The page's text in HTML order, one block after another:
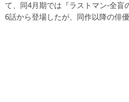
て、同4月期では『ラストマン-全盲
6話から登場したが、同作以降の俳